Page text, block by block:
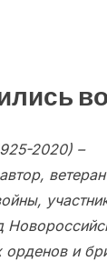
2020) –
ветеран
орденов и